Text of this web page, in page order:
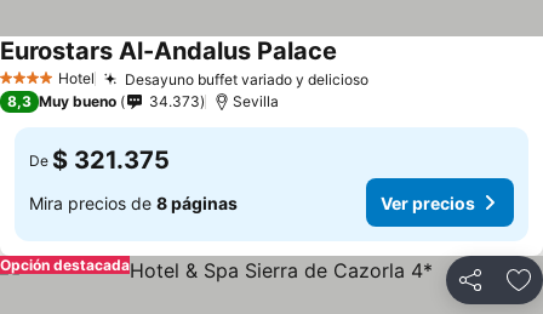
4 EstrellasHotel Desayuno buffet variado y delicioso
Eurostars Al-Andalus Palace
8,3 Muy bueno 34.373 Sevilla
De $ 321.375
Mira precios de 8 páginas Ver precios
Compartir
Opción destacada